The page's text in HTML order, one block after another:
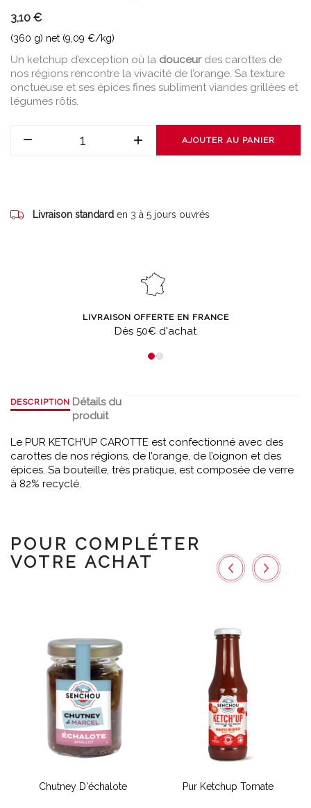
3,10 €
(360 g) net (9,09 €/kg)
Un ketchup d’exception où la douceurdes carottes de
nos régions rencontre la vivacité de l’orange. Sa texture
onctueuse et ses épices fines subliment viandes grillées et
légumes rôtis.
AJOUTER AU PANIER
Livraison standard en 3 à 5 jours ouvrés
LIVRAISON OFFERTE EN FRANCE
Dès 50€ d'achat
DESCRIPTION Détails du
produit
Le PUR KETCH’UP CAROTTE est confectionné avec des
carottes de nos régions, de l’orange, de l’oignon et des
épices. Sa bouteille, très pratique, est composée de verre
à 82% recyclé.
POUR COMPLÉTER
VOTRE ACHAT
Chutney D'échalote Pur Ketchup Tomate